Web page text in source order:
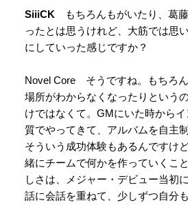
SiiiCK もちろんもがいたり、葛
ったとは思うけれど、大筋では思
にしていった感じですか？
Novel Core そうですね。もちろ
場所がわからなくなったりという
けではなくて。GMにいた時から
質でやってきて、アルバムを自主
そういう成功体験もあるんですけ
緒にチームで何かを作っていくこ
しさは、メジャー・デビュー当初
話に会話を重ねて、少しずつ自分